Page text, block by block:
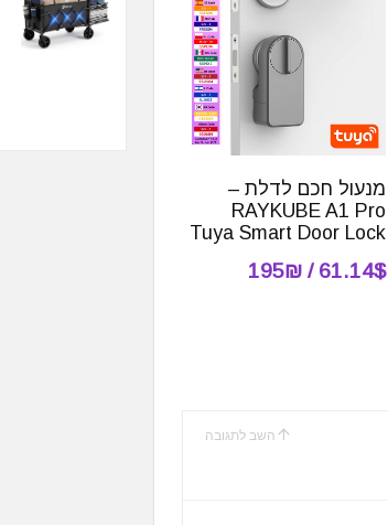
מנעול חכם לדלת –
RAYKUBE A1 Pro
Tuya Smart Door Lock
61.14$ / 195₪
השב לתגובה